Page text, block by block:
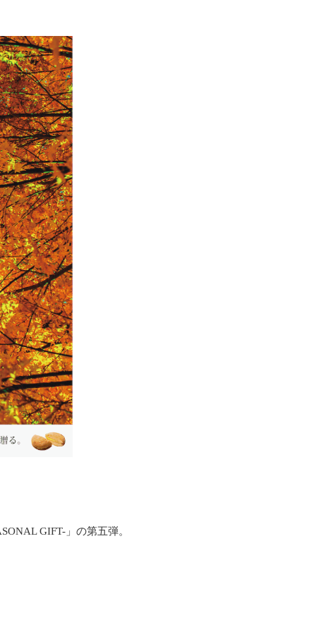
GIFT-」の第五弾。